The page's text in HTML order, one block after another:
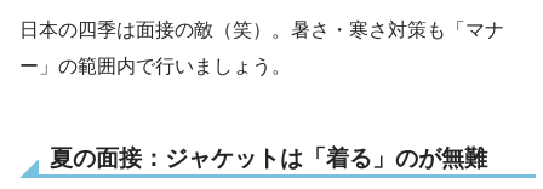
日本の四季は面接の敵（笑）。暑さ・寒さ対策も「マナ
ー」の範囲内で行いましょう。
夏の面接：ジャケットは「着る」のが無難